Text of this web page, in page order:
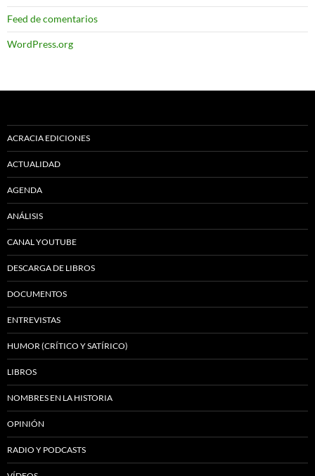
Feed de comentarios
WordPress.org
ACRACIA EDICIONES
ACTUALIDAD
AGENDA
ANÁLISIS
CANAL YOUTUBE
DESCARGA DE LIBROS
DOCUMENTOS
ENTREVISTAS
HUMOR (CRÍTICO Y SATÍRICO)
LIBROS
NOMBRES EN LA HISTORIA
OPINIÓN
RADIO Y PODCASTS